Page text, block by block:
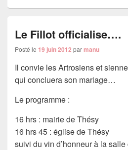
Le Fillot officialise….
Posté le 19 juin 2012 parmanu
Il convie les Artrosiens et
qui concluera son mariage…
Le programme :
16 hrs : mairie de Thésy
16 hrs 45 : église de Thésy
suivi du vin d’honneur à la